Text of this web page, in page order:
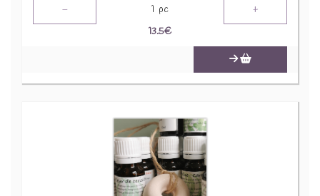
- 1 pc +
13.5€